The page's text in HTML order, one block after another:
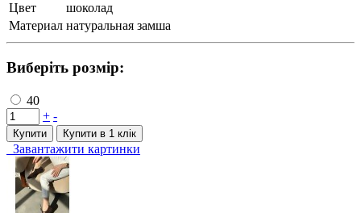
Цвет
шоколад
Материал натуральная замша
Виберіть розмір:
40
+ -
Купити Купити в 1 клiк
Завантажити картинки